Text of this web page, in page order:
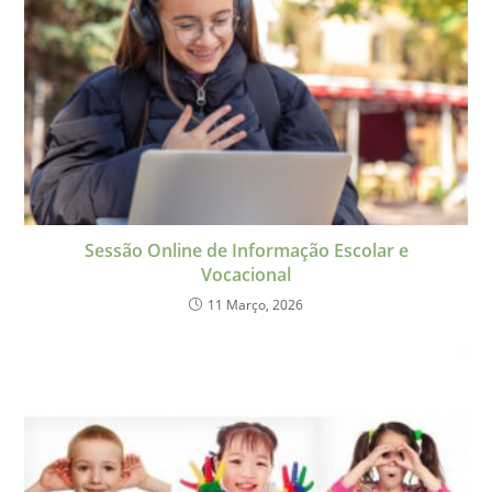
Sessão Online de Informação Escolar e
Vocacional
11 Março, 2026